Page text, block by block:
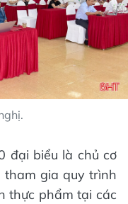
đại biểu là chủ cơ
tham gia quy trình
thực phẩm tại các